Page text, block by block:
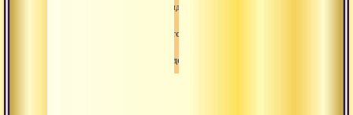
Видео
Сатсанг
Свами-вишнудевананда-гири